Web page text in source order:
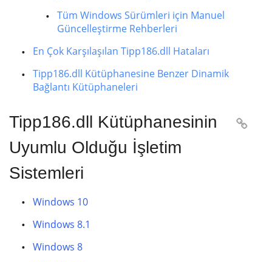
Tüm Windows Sürümleri için Manuel
Güncelleştirme Rehberleri
En Çok Karşılaşılan Tipp186.dll Hataları
Tipp186.dll Kütüphanesine Benzer Dinamik
Bağlantı Kütüphaneleri
Tipp186.dll Kütüphanesinin
Uyumlu Olduğu İşletim
Sistemleri

Windows 10
Windows 8.1
Windows 8